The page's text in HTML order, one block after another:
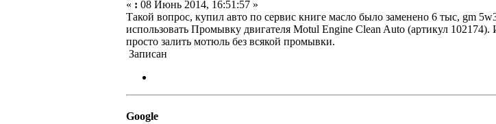
« : 08 Июнь 2014, 16:51:57 »
Такой вопрос, купил авто по сервис книге масло было заменено 6 тыс, gm
использовать Промывку двигателя Motul Engine Clean Auto (артикул
просто залить мотюль без всякой промывки.
Записан
Google